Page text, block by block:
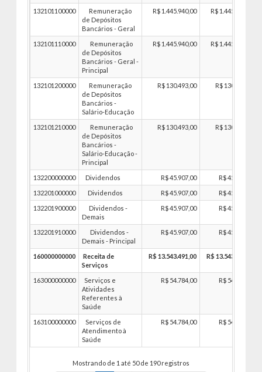
132101100000
Remuneração
de Depósitos
Bancários - Geral
R$ 1.445.940,00 R$ 1.445.940,00
132101110000
Remuneração
de Depósitos
Bancários - Geral -
Principal
R$ 1.445.940,00 R$ 1.445.940,00
132101200000
Remuneração
de Depósitos
Bancários -
Salário-Educação
R$ 130.493,00 R$ 130.493,00
132101210000
Remuneração
de Depósitos
Bancários -
Salário-Educação -
Principal
R$ 130.493,00 R$ 130.493,00
132200000000 Dividendos R$ 45.907,00
R$ 45.907,00
132201000000
Dividendos R$ 45.907,00
R$ 45.907,00
132201900000
Dividendos -
Demais
R$ 45.907,00 R$ 45.907,00
132201910000
Dividendos -
Demais - Principal
R$ 45.907,00 R$ 45.907,00
160000000000
Receita de
Serviços
R$ 13.543.491,00 R$ 13.543.491,00
163000000000
Serviços e
Atividades
Referentes à
Saúde
R$ 54.784,00 R$ 54.784,00
163100000000
Serviços de
Atendimento à
Saúde
R$ 54.784,00 R$ 54.784,00
Mostrando de 1 até 50 de 190 registros